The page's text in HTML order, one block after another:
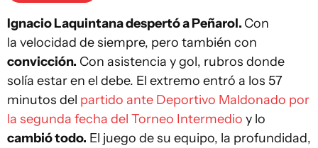
Ignacio Laquintana despertó a Peñarol. Con
la velocidad de siempre, pero también con
convicción. Con asistencia y gol, rubros donde
solía estar en el debe. El extremo entró a los 57
minutos del partido ante Deportivo Maldonado por
la segunda fecha del Torneo Intermedio y lo
cambió todo. El juego de su equipo, la profundidad,